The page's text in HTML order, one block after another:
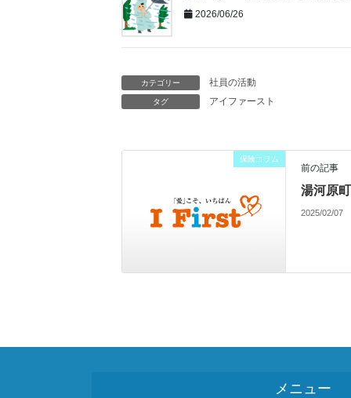
2026/06/26
カテゴリー 社員の活動
タグ アイファースト
保険コラム
前の記事
湯河原
2025/02/07
メニュー